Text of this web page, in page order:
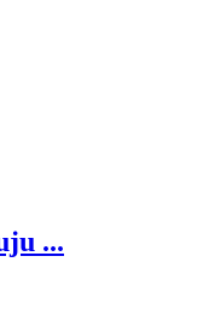
...